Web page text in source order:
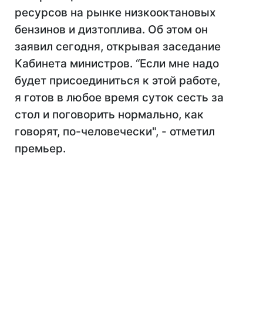
ресурсов на рынке низкооктановых
бензинов и дизтоплива. Об этом он
заявил сегодня, открывая заседание
Кабинета министров. “Если мне надо
будет присоединиться к этой работе,
я готов в любое время суток сесть за
стол и поговорить нормально, как
говорят, по-человечески", - отметил
премьер.